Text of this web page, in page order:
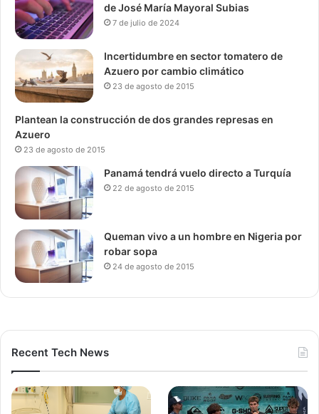
de José María Mayoral Subias
7 de julio de 2024
Incertidumbre en sector tomatero de
Azuero por cambio climático
23 de agosto de 2015
Plantean la construcción de dos grandes represas en
Azuero
23 de agosto de 2015
Panamá tendrá vuelo directo a Turquía
22 de agosto de 2015
Queman vivo a un hombre en Nigeria por
robar sopa
24 de agosto de 2015
Recent Tech News